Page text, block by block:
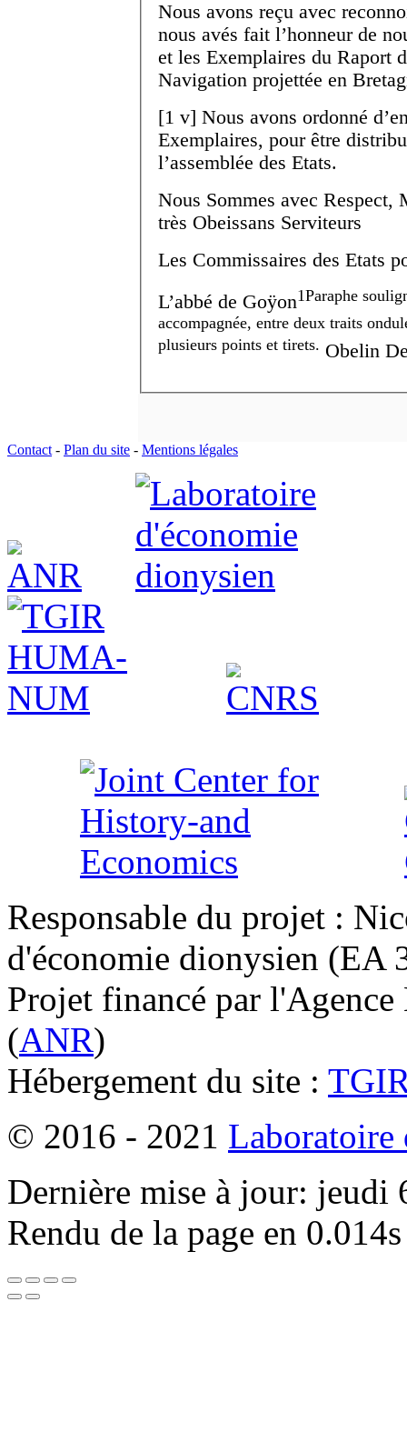
Nous avons reçu avec
nous avés fait l’honneur de
et les Exemplaires du Raport
Navigation projettée en
[1 v] Nous avons ordonné
Exemplaires, pour être
l’assemblée des Etats.
Nous Sommes avec Respect,
très Obeissans Serviteurs
Les Commissaires des Etats
L’abbé de Goÿon1Paraphe
accompagnée, entre deux traits
plusieurs points et tirets. Obelin
Contact - Plan du site - Mentions légales
Responsable du projet :
d'économie dionysien
Projet financé par l'Agence
(ANR)
Hébergement du site :
© 2016 - 2021 Laboratoire
Dernière mise à jour:
Rendu de la page en 0.014s